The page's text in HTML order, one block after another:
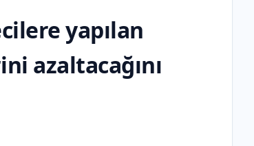
yapılan
azaltacağını